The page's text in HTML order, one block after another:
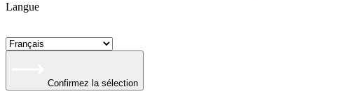
Langue
Confirmez la sélection